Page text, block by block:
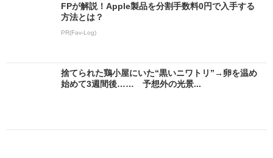
FPが解説！Apple製品を分割手数料0円で入手する
方法とは？
PR(Fav-Log)
捨てられた鶏小屋にいた“黒いニワトリ”→卵を温め
始めて3週間後…… 予想外の光景...